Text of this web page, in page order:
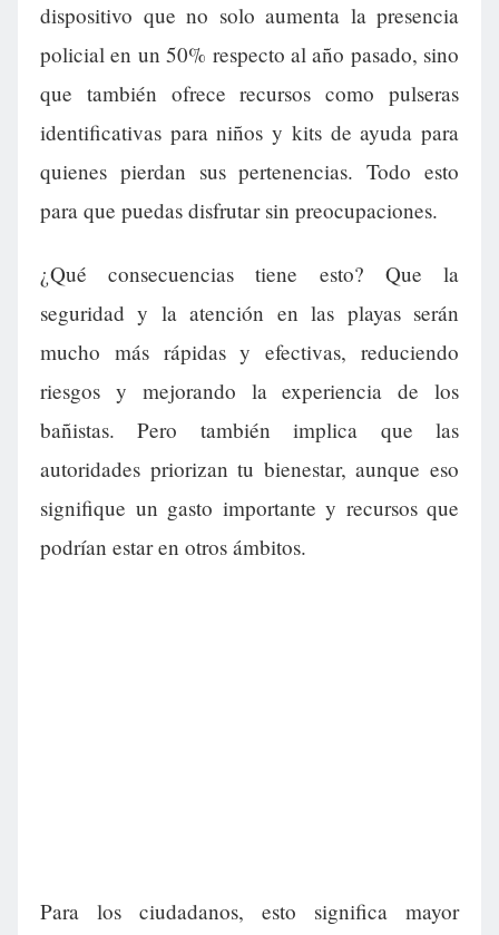
dispositivo que no solo aumenta la presencia
policial en un 50% respecto al año pasado, sino
que también ofrece recursos como pulseras
identificativas para niños y kits de ayuda para
quienes pierdan sus pertenencias. Todo esto
para que puedas disfrutar sin preocupaciones.
¿Qué consecuencias tiene esto? Que la
seguridad y la atención en las playas serán
mucho más rápidas y efectivas, reduciendo
riesgos y mejorando la experiencia de los
bañistas. Pero también implica que las
autoridades priorizan tu bienestar, aunque eso
signifique un gasto importante y recursos que
podrían estar en otros ámbitos.
Para los ciudadanos, esto significa mayor